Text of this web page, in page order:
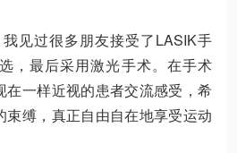
见过很多朋友接受了LASIK手
，最后采用激光手术。在手术
在一样近视的患者交流感受，希
束缚，真正自由自在地享受运动